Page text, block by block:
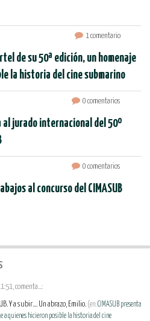
1 comentario
de su 50ª edición, un homenaje
la historia del cine submarino
0 comentarios
al jurado internacional del 50º
0 comentarios
al concurso del CIMASUB
comenta...:
Y a subir.... Un abrazo, Emilio. (en:CIMASUB presenta
a quienes hicieron posible la historia del cine